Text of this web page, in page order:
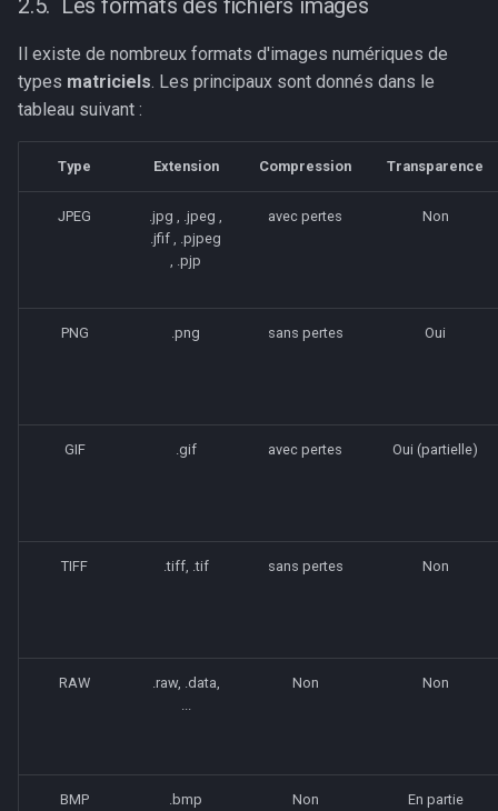
Il existe de nombreux formats d'images numériques de
types matriciels . Les principaux sont donnés dans le
tableau suivant :
Type Extension Compression Transparence
JPEG
.jpg , .jpeg ,
.jfif , .pjpeg
, .pjp
avec pertes Non
PNG .png sans pertes Oui
GIF .gif avec pertes Oui (partielle)
TIFF .tiff, .tif sans pertes Non
RAW
.raw, .data,
Non Non
BMP .bmp Non En partie